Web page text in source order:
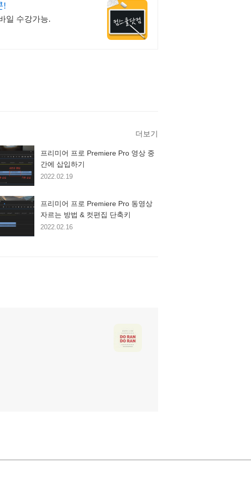
!
일 수강가능.
더보기
프리미어 프로 Premiere Pro 영상 중
간에 삽입하기
2022.02.19
프리미어 프로 Premiere Pro 동영상
자르는 방법 & 컷편집 단축키
2022.02.16